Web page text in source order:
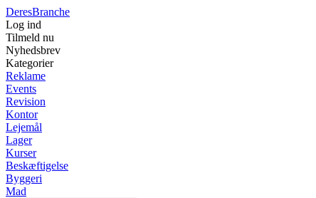
DeresBranche
Log ind
Tilmeld nu
Nyhedsbrev
Kategorier
Reklame
Events
Revision
Kontor
Lejemål
Lager
Kurser
Beskæftigelse
Byggeri
Mad